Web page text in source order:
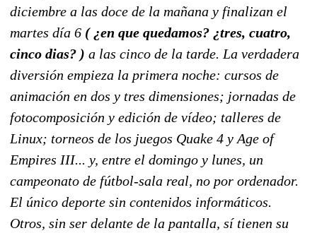
diciembre a las doce de la mañana y finalizan el
martes día 6 ( ¿en que quedamos? ¿tres, cuatro,
cinco dias? ) a las cinco de la tarde. La verdadera
diversión empieza la primera noche: cursos de
animación en dos y tres dimensiones; jornadas de
fotocomposición y edición de vídeo; talleres de
Linux; torneos de los juegos Quake 4 y Age of
Empires III... y, entre el domingo y lunes, un
campeonato de fútbol-sala real, no por ordenador.
El único deporte sin contenidos informáticos.
Otros, sin ser delante de la pantalla, sí tienen su